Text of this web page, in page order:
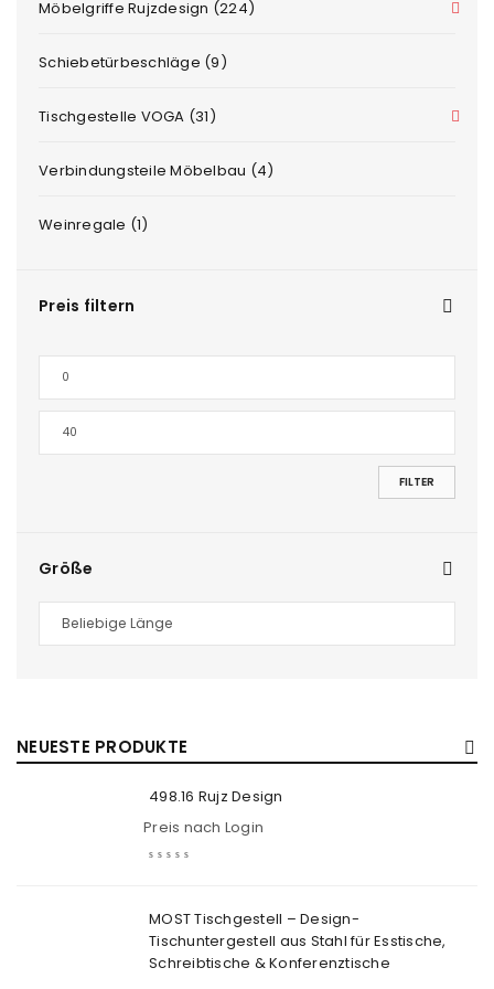
Möbelgriffe Rujzdesign (224)
Schiebetürbeschläge (9)
Tischgestelle VOGA (31)
Verbindungsteile Möbelbau (4)
Weinregale (1)
Preis filtern
FILTER
Größe
NEUESTE PRODUKTE
498.16 Rujz Design
Preis nach Login
MOST Tischgestell – Design-
Tischuntergestell aus Stahl für Esstische,
Schreibtische & Konferenztische